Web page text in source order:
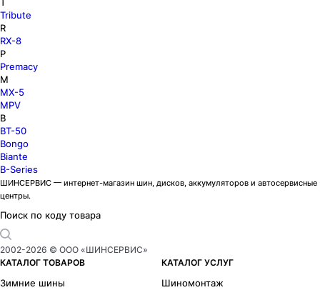
Tribute
R
RX-8
P
Premacy
M
MX-5
MPV
B
BT-50
Bongo
Biante
B-Series
ШИНСЕРВИС — интернет-магазин шин, дисков, аккумуляторов и автосервисные
центры.
Поиск по коду товара
2002-2026 © ООО «ШИНСЕРВИС»
КАТАЛОГ ТОВАРОВ
Зимние шины
КАТАЛОГ УСЛУГ
Шиномонтаж